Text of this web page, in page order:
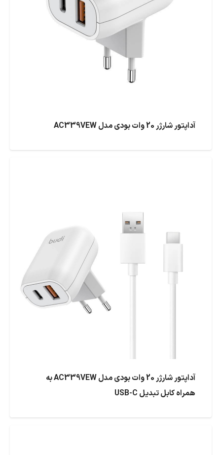
آداپتور شارژر 20 وات بودی مدل AC339VEW
آداپتور شارژر 20 وات بودی مدل AC339VEW به
همراه کابل تبدیل USB-C